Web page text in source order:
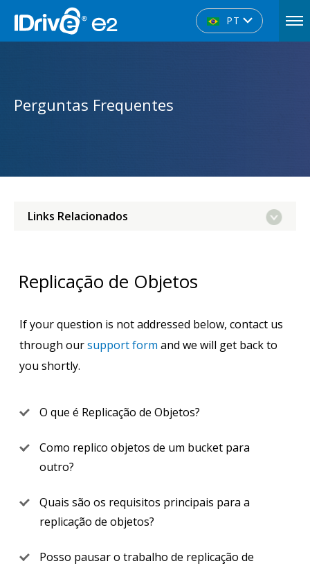
PT
Perguntas Frequentes
Links Relacionados
Replicação de Objetos
If your question is not addressed below, contact us
through oursupport form and we will get back to
you shortly.
O que é Replicação de Objetos?
Como replico objetos de um bucket para
outro?
Quais são os requisitos principais para a
replicação de objetos?
Posso pausar o trabalho de replicação de